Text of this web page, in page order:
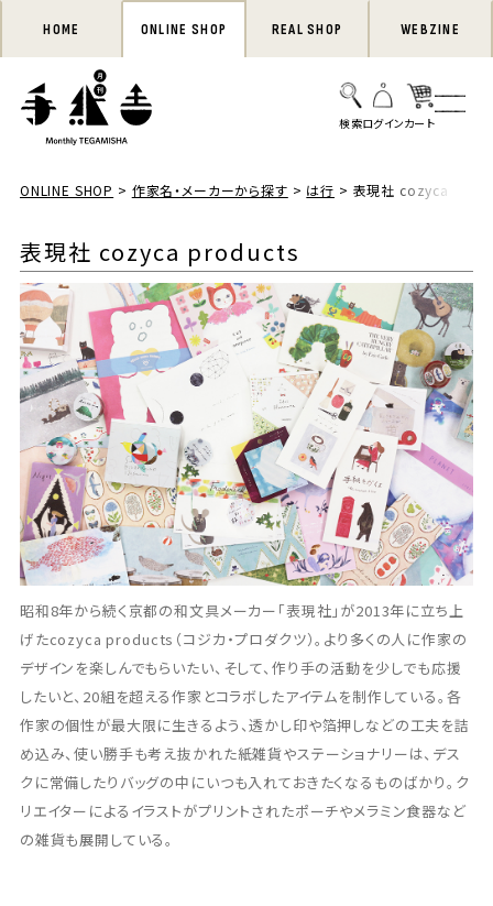
HOME ONLINE SHOP REAL SHOP WEBZINE
ONLINE SHOP 作家名・メーカーから探す は行 表現社 cozyca
表現社 cozyca products
昭和8年から続く京都の和文具メーカー「表現社」が2013年に立ち上
げたcozyca products（コジカ・プロダクツ）。より多くの人に作家の
デザインを楽しんでもらいたい、そして、作り手の活動を少しでも応援
したいと、20組を超える作家とコラボしたアイテムを制作している。各
作家の個性が最大限に生きるよう、透かし印や箔押しなどの工夫を詰
め込み、使い勝手も考え抜かれた紙雑貨やステーショナリーは、デス
クに常備したりバッグの中にいつも入れておきたくなるものばかり。ク
リエイターによるイラストがプリントされたポーチやメラミン食器など
の雑貨も展開している。